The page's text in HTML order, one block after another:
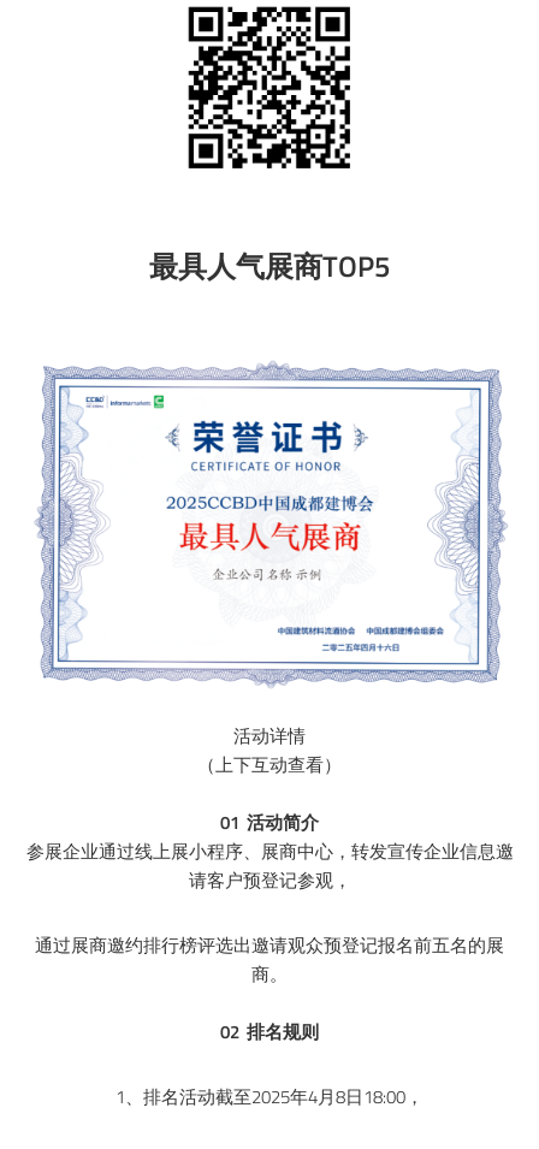
最具人气展商TOP5
活动详情
（上下互动查看）
01 活动简介
参展企业通过线上展小程序、展商中心，转发宣传企业信息邀
请客户预登记参观，
通过展商邀约排行榜评选出邀请观众预登记报名前五名的展
商。
02 排名规则
1、排名活动截至2025年4月8日18:00，